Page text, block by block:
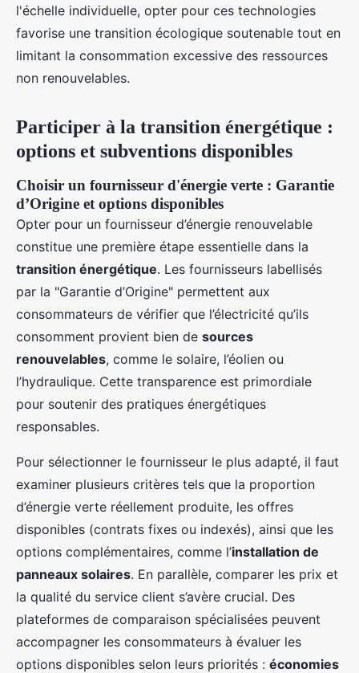
l'échelle individuelle, opter pour ces technologies
favorise une transition écologique soutenable tout en
limitant la consommation excessive des ressources
non renouvelables.
Participer à la transition énergétique :
options et subventions disponibles
Choisir un fournisseur d'énergie verte : Garantie
d’Origine et options disponibles
Opter pour un fournisseur d’énergie renouvelable
constitue une première étape essentielle dans la
transition énergétique. Les fournisseurs labellisés
par la "Garantie d’Origine" permettent aux
consommateurs de vérifier que l’électricité qu’ils
consomment provient bien de sources
renouvelables, comme le solaire, l’éolien ou
l’hydraulique. Cette transparence est primordiale
pour soutenir des pratiques énergétiques
responsables.
Pour sélectionner le fournisseur le plus adapté, il faut
examiner plusieurs critères tels que la proportion
d’énergie verte réellement produite, les offres
disponibles (contrats fixes ou indexés), ainsi que les
options complémentaires, comme l’installation de
panneaux solaires. En parallèle, comparer les prix et
la qualité du service client s’avère crucial. Des
plateformes de comparaison spécialisées peuvent
accompagner les consommateurs à évaluer les
options disponibles selon leurs priorités : économies